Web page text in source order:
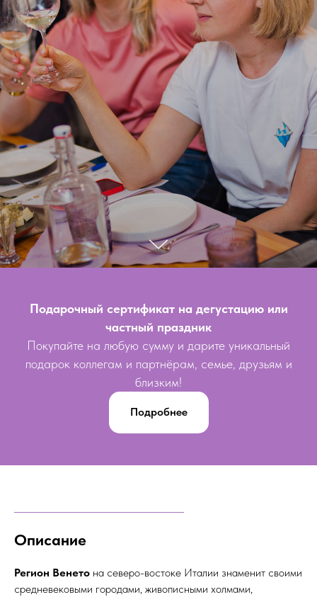
Подарочный сертификат на дегустацию или
частный праздник
Покупайте на любую сумму и дарите уникальный
подарок коллегам и партнёрам, семье, друзьям и
близким!
Подробнее
Описание
Регион Венето на северо-востоке Италии знаменит своими
средневековыми городами, живописными холмами,